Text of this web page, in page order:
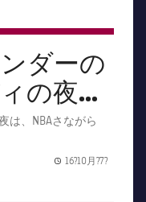
ダーの
の夜
た。
は、NBAさながら
16?10月?7?